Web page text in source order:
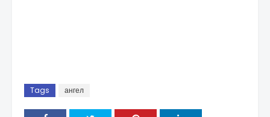
Tags ангел